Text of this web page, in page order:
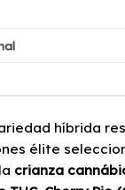
híbrida
élite
crianza